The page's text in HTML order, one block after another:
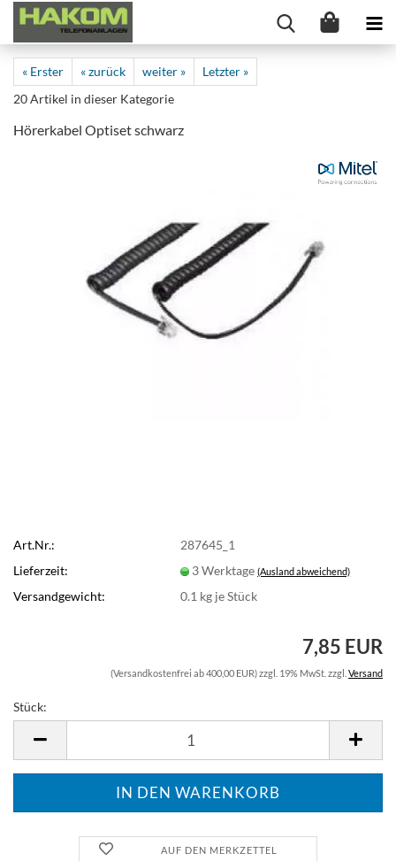
« Erster « zurück weiter »
Letzter »
20Artikel in dieser Kategorie
Hörerkabel Optiset schwarz
Art.Nr.:
287645_1
Lieferzeit:
3 Werktage(Ausland abweichend)
Versandgewicht: 0.1 kg je Stück
7,85 EUR
(Versandkostenfrei ab 400,00 EUR) zzgl. 19% MwSt. zzgl. Versand
Stück:
AUF DEN MERKZETTEL